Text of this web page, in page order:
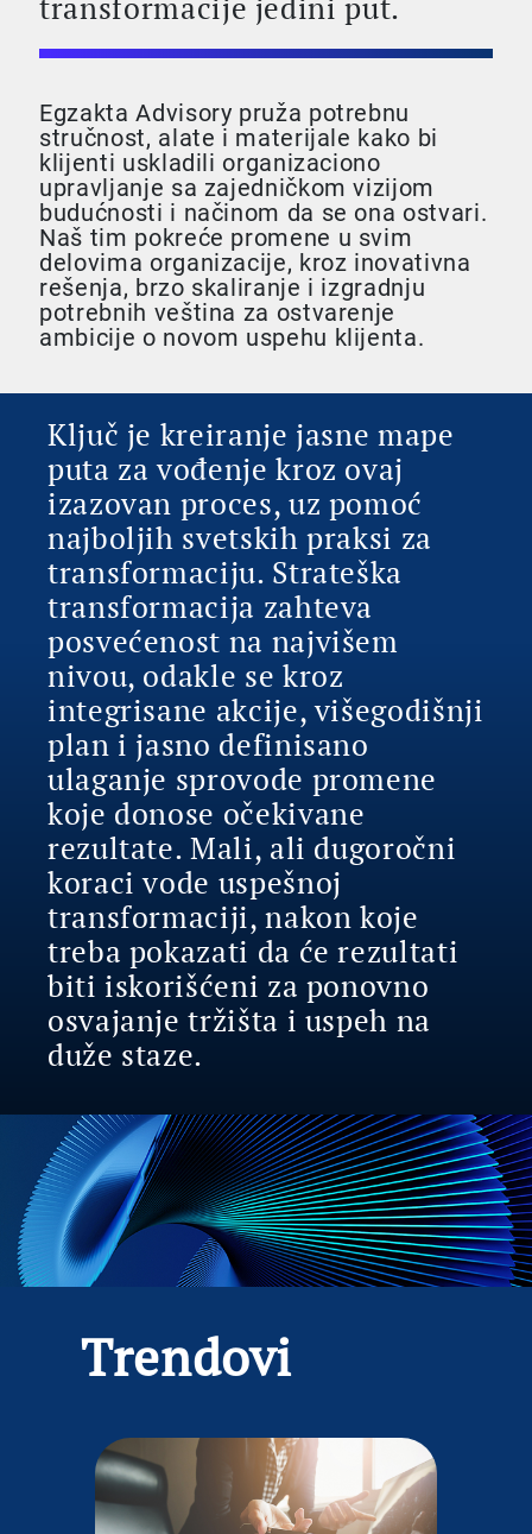
transformacije jedini put.
Egzakta Advisory pruža potrebnu
stručnost, alate i materijale kako bi
klijenti uskladili organizaciono
upravljanje sa zajedničkom vizijom
budućnosti i načinom da se ona ostvari.
Naš tim pokreće promene u svim
delovima organizacije, kroz inovativna
rešenja, brzo skaliranje i izgradnju
potrebnih veština za ostvarenje
ambicije o novom uspehu klijenta.
Ključ je kreiranje jasne mape
puta za vođenje kroz ovaj
izazovan proces, uz pomoć
najboljih svetskih praksi za
transformaciju. Strateška
transformacija zahteva
posvećenost na najvišem
nivou, odakle se kroz
integrisane akcije, višegodišnji
plan i jasno definisano
ulaganje sprovode promene
koje donose očekivane
rezultate. Mali, ali dugoročni
koraci vode uspešnoj
transformaciji, nakon koje
treba pokazati da će rezultati
biti iskorišćeni za ponovno
osvajanje tržišta i uspeh na
duže staze.
Trendovi